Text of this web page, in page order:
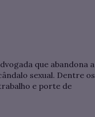
que abandona a
sexual. Dentre os
e porte de